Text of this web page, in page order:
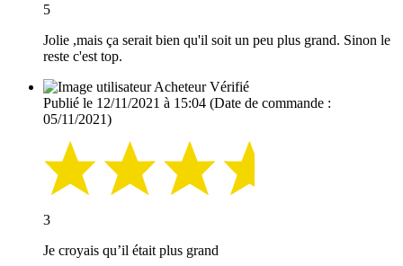
5
Jolie ,mais ça serait bien qu'il soit un peu plus grand. Sinon le
reste c'est top.
Acheteur Vérifié
Publié le 12/11/2021 à 15:04 (Date de commande :
05/11/2021)
3
Je croyais qu’il était plus grand